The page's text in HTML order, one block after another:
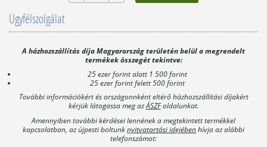
Ügyfélszolgálat
A házhozszállítás díja Magyarország területén belül a megrendelt
termékek összegét tekintve:
25 ezer forint alatt 1 500 forint
25 ezer forint felett 500 forint
További információkért és országonnként eltérő házhozszállítási díjakért
kérjük látogassa meg azÁSZFoldalunkat.
Amennyiben további kérdései lennének a megtekintett termékkel
kapcsolatban, az újpesti boltunknyitvatartási idejébenhívja az alábbi
telefonszámot: